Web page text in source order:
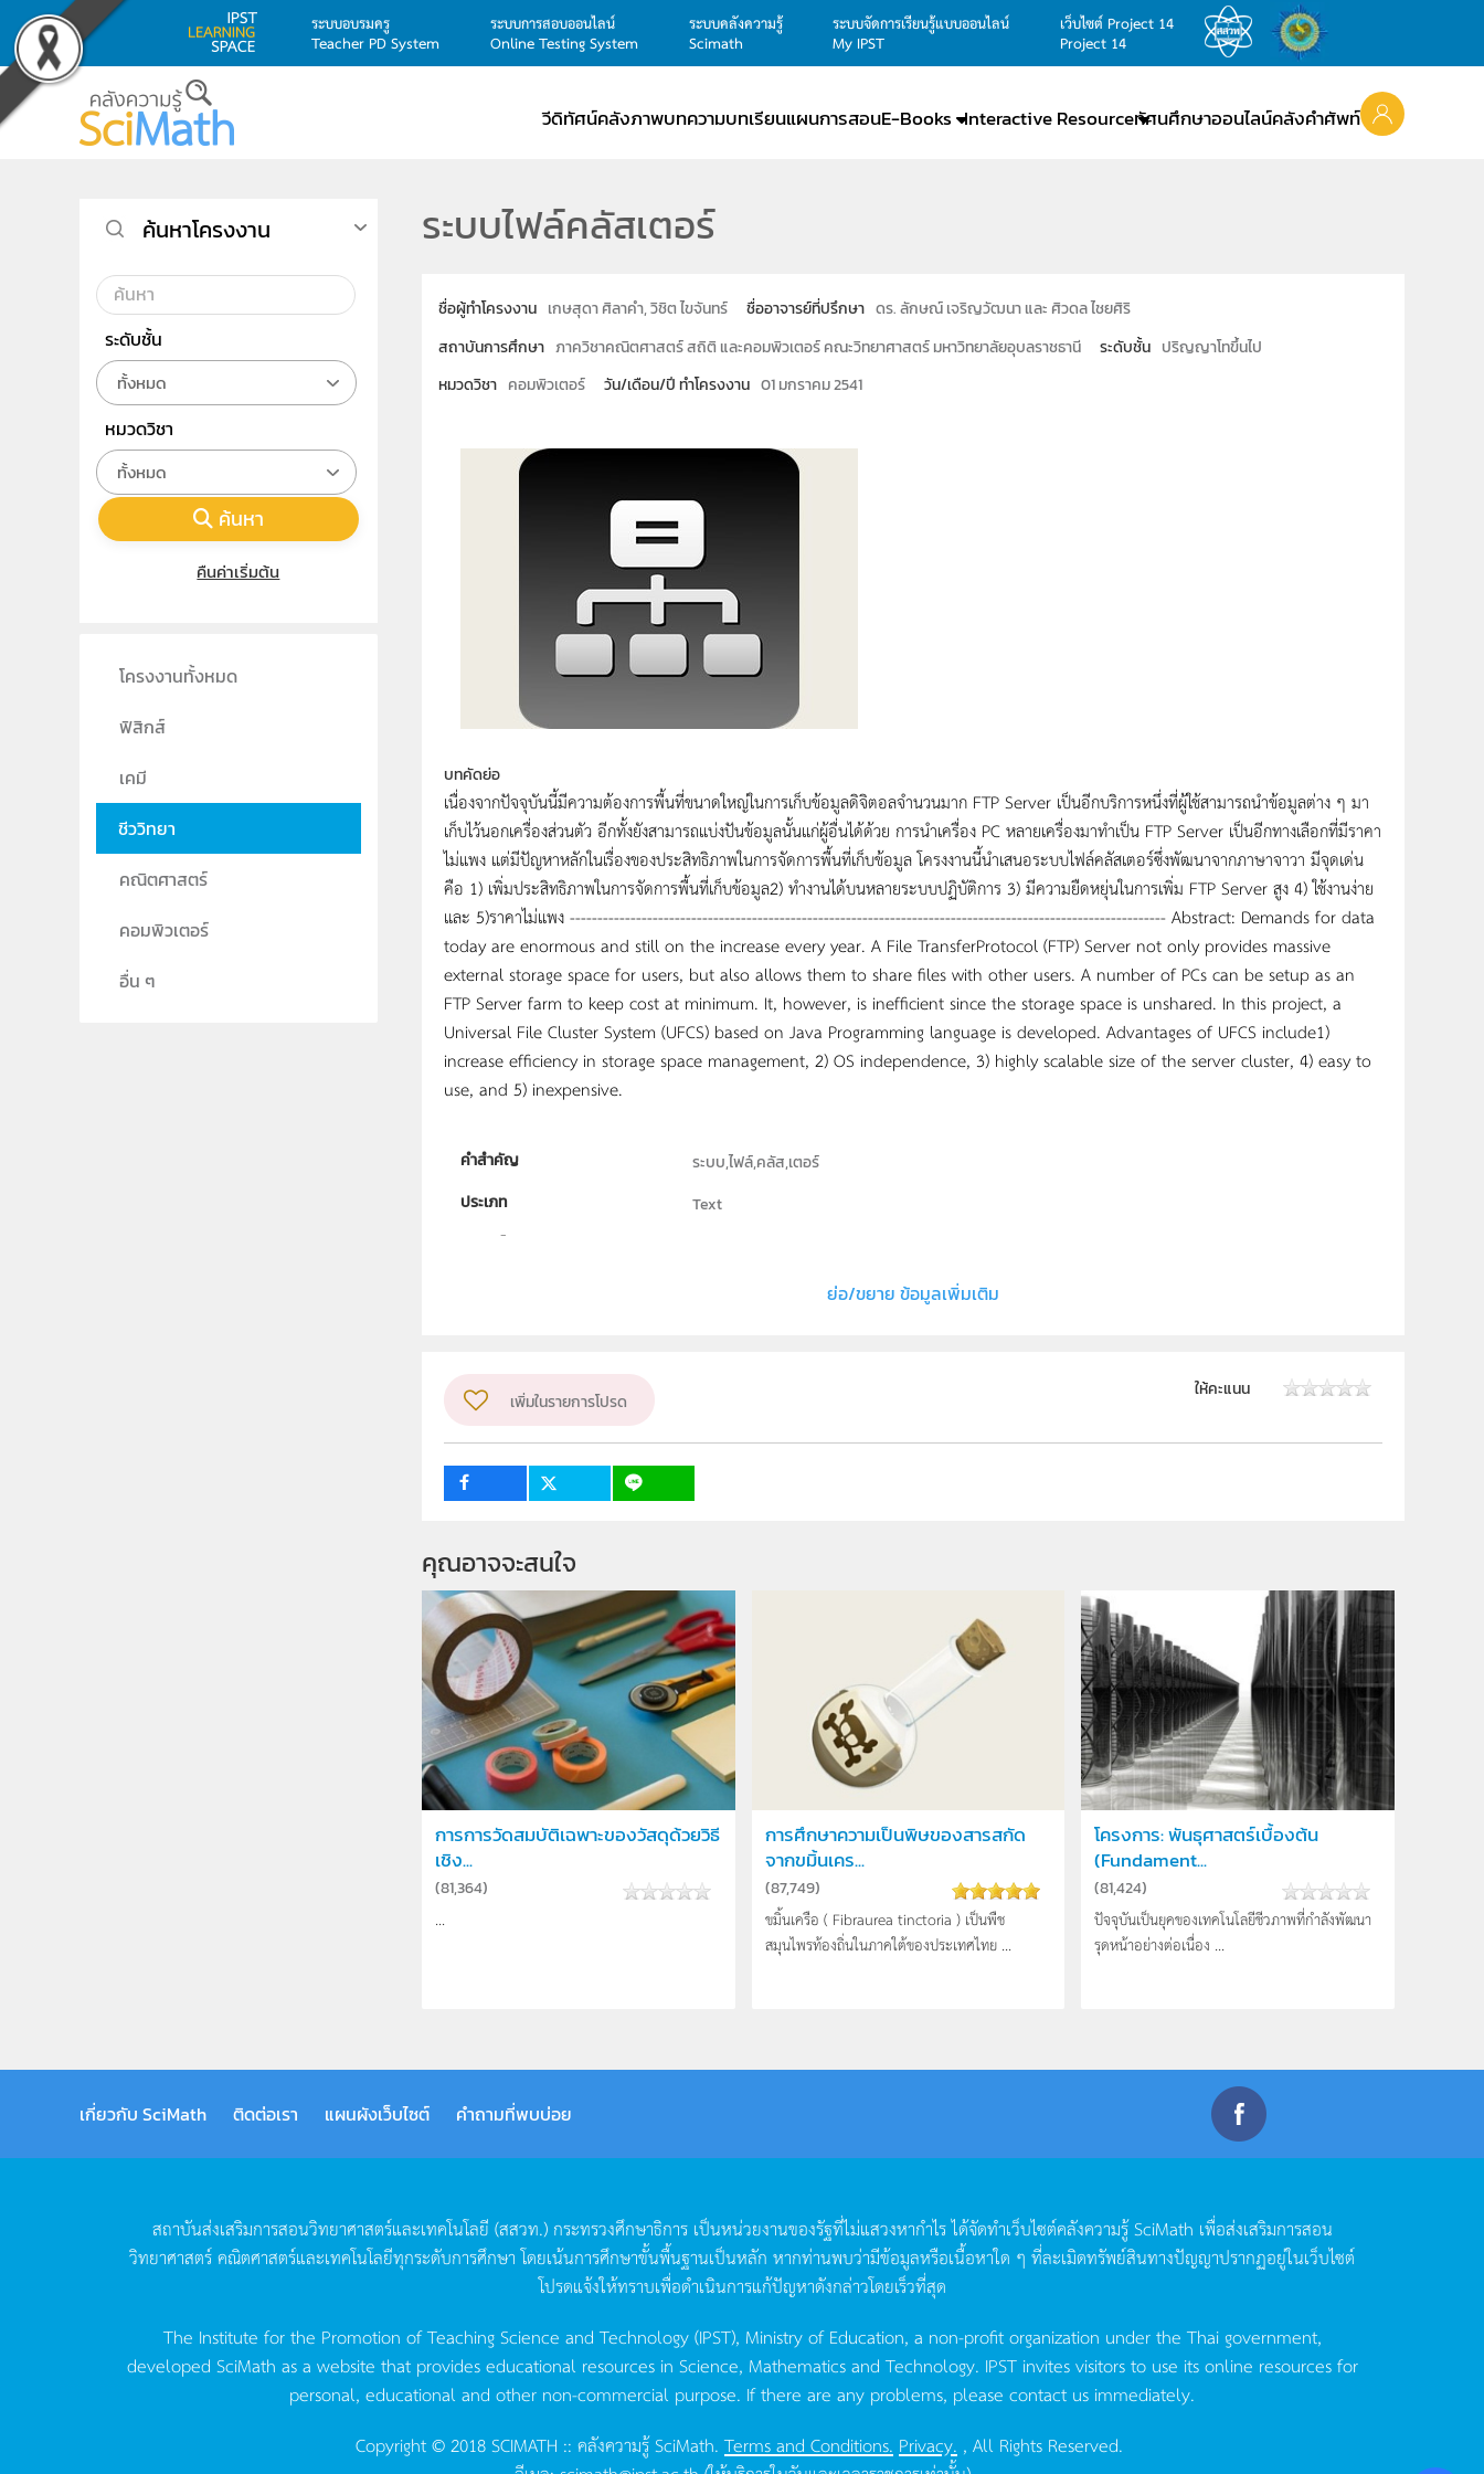
Skip to main content
ระบบอบรมครู
Teacher PD System
ระบบการสอบออนไลน์
Online Testing System
ระบบคลังความรู้
Scimath
ระบบจัดการเรียนรู้แบบออนไลน์
My IPST
เว็บไซต์ Project 14
Project 14
วีดิทัศน์คลังภาพบทความบทเรียนแผนการสอนE-Books Interactive Resourceทัศนศึกษาออนไลน์คลังคำศัพท์
ระบบไฟล์คลัสเตอร์
ชื่อผู้ทำโครงงาน เกษสุดา ศิลาคำ, วิชิต ไขจันทร์ ชื่ออาจารย์ที่ปรึกษา ดร. ลักษณ์ เจริญวัฒนา และ ศิวดล ไชยศิริ
สถาบันการศึกษา ภาควิชาคณิตศาสตร์ สถิติ และคอมพิวเตอร์ คณะวิทยาศาสตร์ มหาวิทยาลัยอุบลราชธานี ระดับชั้น ปริญญาโทขึ้นไป
หมวดวิชา คอมพิวเตอร์ วัน/เดือน/ปี ทำโครงงาน 01 มกราคม 2541
บทคัดย่อ
เนื่องจากปัจจุบันนี้มีความต้องการพื้นที่ขนาดใหญ่ในการเก็บข้อมูลดิจิตอลจำนวนมาก FTP Server เป็นอีกบริการหนึ่งที่ผู้ใช้สามารถนำข้อมูลต่าง ๆ มา
เก็บไว้นอกเครื่องส่วนตัว อีกทั้งยังสามารถแบ่งปันข้อมูลนั้นแก่ผู้อื่นได้ด้วย การนำเครื่อง PC หลายเครื่องมาทำเป็น FTP Server เป็นอีกทางเลือกที่มีราคา
ไม่แพง แต่มีปัญหาหลักในเรื่องของประสิทธิภาพในการจัดการพื้นที่เก็บข้อมูล โครงงานนี้นำเสนอระบบไฟล์คลัสเตอร์ซึ่งพัฒนาจากภาษาจาวา มีจุดเด่น
คือ 1) เพิ่มประสิทธิภาพในการจัดการพื้นที่เก็บข้อมูล2) ทำงานได้บนหลายระบบปฏิบัติการ 3) มีความยืดหยุ่นในการเพิ่ม FTP Server สูง 4) ใช้งานง่าย
และ 5)ราคาไม่แพง ------------------------------------------------------------------------------------------------------------ Abstract: Demands for data
today are enormous and still on the increase every year. A File TransferProtocol (FTP) Server not only provides massive
external storage space for users, but also allows them to share files with other users. A number of PCs can be setup as an
FTP Server farm to keep cost at minimum. It, however, is inefficient since the storage space is unshared. In this project, a
Universal File Cluster System (UFCS) based on Java Programming language is developed. Advantages of UFCS include1)
increase efficiency in storage space management, 2) OS independence, 3) highly scalable size of the server cluster, 4) easy to
use, and 5) inexpensive.
คำสำคัญ
ระบบ,ไฟล์,คลัส,เตอร์
ประเภท
Text
เกษสุดา ศิลาคำ, วิชิต ไขจันทร์ย่อ/ขยาย ข้อมูลเพิ่มเติม
เพิ่มในรายการโปรด
ให้คะแนน
คุณอาจจะสนใจ
การการวัดสมบัติเฉพาะของวัสดุด้วยวิธี
เชิง...
(81,364)
...
การศึกษาความเป็นพิษของสารสกัด
จากขมิ้นเคร...
(87,749)
ขมิ้นเครือ ( Fibraurea tinctoria ) เป็นพืช
สมุนไพรท้องถิ่นในภาคใต้ของประเทศไทย ...
โครงการ: พันธุศาสตร์เบื้องต้น
(Fundament...
(81,424)
ปัจจุบันเป็นยุคของเทคโนโลยีชีวภาพที่กำลังพัฒนา
รุดหน้าอย่างต่อเนื่อง ...
ค้นหาโครงงาน
ระดับชั้น
ทั้งหมด
หมวดวิชา
ทั้งหมด
ค้นหา
คืนค่าเริ่มต้น
โครงงานทั้งหมด
ฟิสิกส์
เคมี
ชีววิทยา
คณิตศาสตร์
คอมพิวเตอร์
อื่น ๆ
เกี่ยวกับ SciMath ติดต่อเรา แผนผังเว็บไซต์ คำถามที่พบบ่อย
สถาบันส่งเสริมการสอนวิทยาศาสตร์และเทคโนโลยี (สสวท.) กระทรวงศึกษาธิการ เป็นหน่วยงานของรัฐที่ไม่แสวงหากำไรได้จัดทำเว็บไซต์คลังความรู้SciMath เพื่อส่งเสริมการสอน
วิทยาศาสตร์คณิตศาสตร์และเทคโนโลยีทุกระดับการศึกษา โดยเน้นการศึกษาขั้นพื้นฐานเป็นหลัก หากท่านพบว่ามีข้อมูลหรือเนื้อหาใด ๆ ที่ละเมิดทรัพย์สินทางปัญญาปรากฏอยู่ในเว็บไซต์
โปรดแจ้งให้ทราบเพื่อดำเนินการแก้ปัญหาดังกล่าวโดยเร็วที่สุด
The Institute for the Promotion of Teaching Science and Technology (IPST), Ministry of Education, a non-profit organization under the Thai government,
developed SciMath as a website that provides educational resources in Science, Mathematics and Technology. IPST invites visitors to use its online resources for
personal, educational and other non-commercial purpose. If there are any problems, please contact us immediately.
Copyright © 2018 SCIMATH :: คลังความรู้ SciMath.Terms and Conditions. Privacy. , All Rights Reserved.